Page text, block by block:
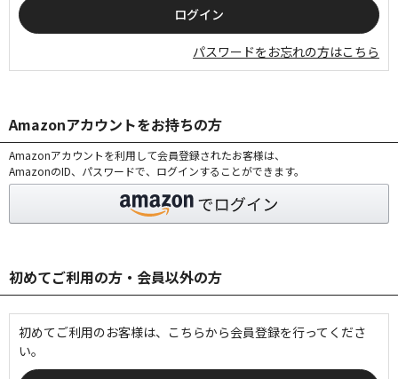
パスワードをお忘れの方はこちら
Amazonアカウントをお持ちの方
Amazonアカウントを利用して会員登録されたお客様は、
AmazonのID、パスワードで、ログインすることができます。
初めてご利用の方・会員以外の方
初めてご利用のお客様は、こちらから会員登録を行ってくださ
い。